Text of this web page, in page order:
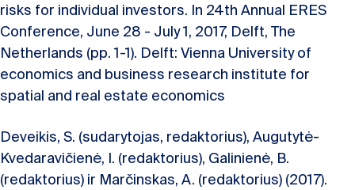
risks for individual investors. In 24th Annual ERES
Conference, June 28 - July 1, 2017, Delft, The
Netherlands (pp. 1-1). Delft: Vienna University of
economics and business research institute for
spatial and real estate economics
Deveikis, S. (sudarytojas, redaktorius), Augutytė-
Kvedaravičienė, I. (redaktorius), Galinienė, B.
(redaktorius) ir Marčinskas, A. (redaktorius) (2017).